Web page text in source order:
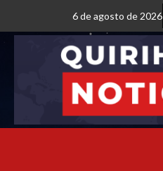
6 de agosto de 2026